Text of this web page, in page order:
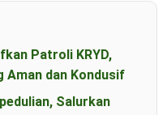
Patroli KRYD,
Aman dan Kondusif
Salurkan